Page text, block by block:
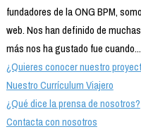
fundadores de la ONG BPM,
web. Nos han definido de
más nos ha gustado fue cuando...
¿Quieres conocer nuestro
Nuestro Currículum Viajero
¿Qué dice la prensa de nosotros?
Contacta con nosotros